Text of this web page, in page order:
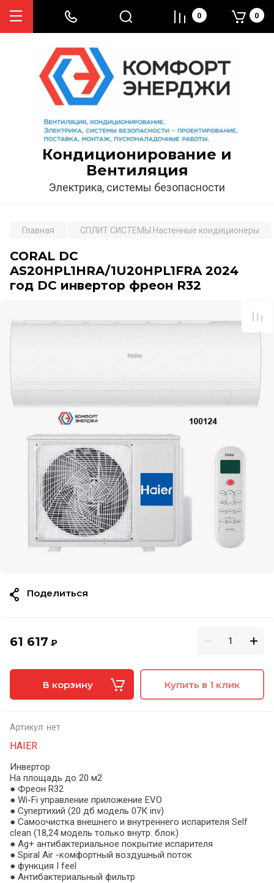
Кондиционирование и
Вентиляция
Электрика, системы безопасности
0 0
Главная СПЛИТ СИСТЕМЫ Настенные кондиционеры
CORAL DC
AS20HPL1HRA/1U20HPL1FRA 2024
год DC инвертор фреон R32
61 617 ₽
В корзину Купить в 1 клик
Артикул: нет
HAIER
Инвертор
На площадь до 20 м2
● Фреон R32
● Wi-Fi управление приложение EVO
● Супертихий (20 дб модель 07К inv)
● Самоочистка внешнего и внутреннего испарителя Self
clean (18,24 модель только внутр. блок)
● Ag+ антибактериальное покрытие испарителя
● Spiral Air -комфортный воздушный поток
● функция I feel
● Антибактериальный фильтр
Поделиться